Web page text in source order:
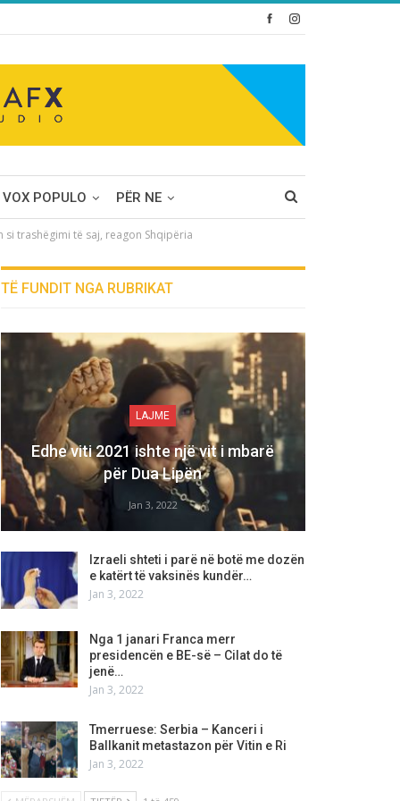
VOX POPULO PËR NE
si trashëgimi të saj, reagon Shqipëria
TË FUNDIT NGA RUBRIKAT
LAJME
Edhe viti 2021 ishte një vit i mbarë
për Dua Lipën
Jan 3, 2022
Izraeli shteti i parë në botë me dozën
e katërt të vaksinës kundër…
Jan 3, 2022
Nga 1 janari Franca merr
presidencën e BE-së – Cilat do të
jenë…
Jan 3, 2022
Tmerruese: Serbia – Kanceri i
Ballkanit metastazon për Vitin e Ri
Jan 3, 2022